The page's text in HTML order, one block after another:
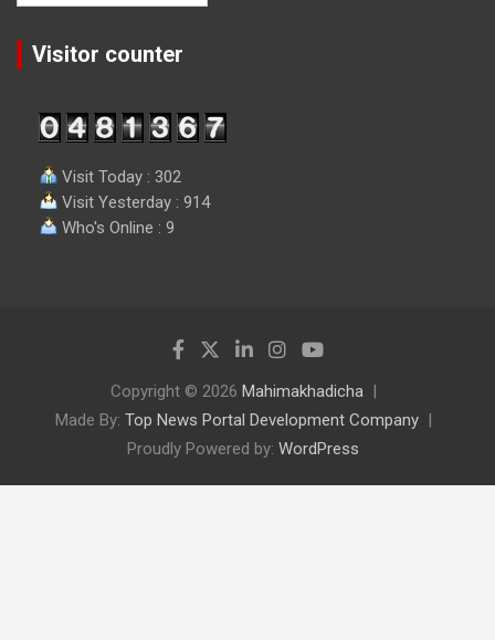
Visitor counter
Visit Today : 302
Visit Yesterday : 914
Who's Online : 9
Copyright © 2026 Mahimakhadicha
Made By: Top News Portal Development Company
Proudly Powered by: WordPress